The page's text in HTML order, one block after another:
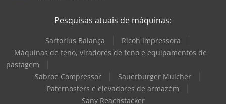
Pesquisas atuais de máquinas:
Sartorius Balança
Ricoh Impressora
Máquinas de feno, viradores de feno e equipamentos de
pastagem
Sabroe Compressor
Sauerburger Mulcher
Paternosters e elevadores de armazém
Sany Reachstacker